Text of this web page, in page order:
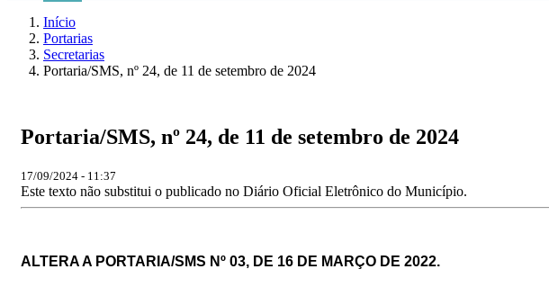
Início
Portarias
Secretarias
Portaria/SMS, nº 24, de 11 de setembro de 2024
Portaria/SMS, nº 24, de 11 de setembro de 2024
17/09/2024 - 11:37
Este texto não substitui o publicado no Diário Oficial Eletrônico do Município.
ALTERA A PORTARIA/SMS Nº 03, DE 16 DE MARÇO DE 2022.